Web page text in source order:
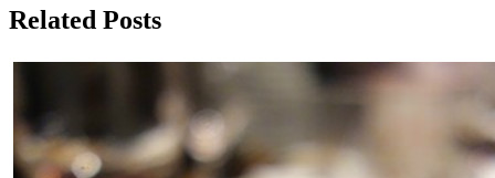
Related Posts